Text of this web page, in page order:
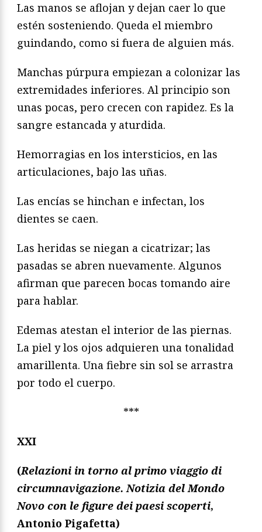
Las manos se aflojan y dejan caer lo que
estén sosteniendo. Queda el miembro
guindando, como si fuera de alguien más.
Manchas púrpura empiezan a colonizar las
extremidades inferiores. Al principio son
unas pocas, pero crecen con rapidez. Es la
sangre estancada y aturdida.
Hemorragias en los intersticios, en las
articulaciones, bajo las uñas.
Las encías se hinchan e infectan, los
dientes se caen.
Las heridas se niegan a cicatrizar; las
pasadas se abren nuevamente. Algunos
afirman que parecen bocas tomando aire
para hablar.
Edemas atestan el interior de las piernas.
La piel y los ojos adquieren una tonalidad
amarillenta. Una fiebre sin sol se arrastra
por todo el cuerpo.
***
XXI
(Relazioni in torno al primo viaggio di
circumnavigazione. Notizia del Mondo
Novo con le figure dei paesi scoperti,
Antonio Pigafetta)